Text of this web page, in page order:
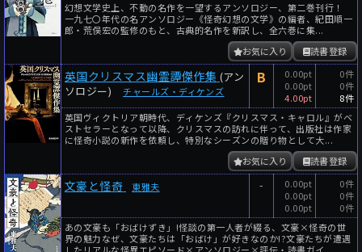
幻想文学史上、不動の名作を一望するアンソロジー、第二巻刊行！
一九七〇年代の名アンソロジー《怪奇幻想の文学》の編者、紀田順一
郎・荒俣宏の監修のもと、古典的名作を新訳し、全六巻に集...
読書登録
お気に入り
英国クリスマス幽霊譚傑作集 (アン
ソロジー)
チャールズ・ディケンズ
B
0.00pt
0.00pt
4.00pt
0件
0件
8件
英国ヴィクトリア朝時代、ディケンズ『クリスマス・キャロル』がベ
ストセラーとなって以降、クリスマスの訪れに伴って、出版社は作家
に怪奇小説の新作を依頼し、特別なシーズンの贈り物として大...
読書登録
お気に入り
文豪と怪奇 東雅夫 -
0.00pt
0.00pt
0.00pt
0件
0件
0件
あの文豪も「おばけずき」!怪談の第一人者が綴る、文豪×怪奇の世
界の魅力なぜ、文豪たちは「おばけ」が好きなのか!?文豪たちが遭遇